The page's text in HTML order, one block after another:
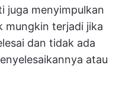
juga menyimpulkan
mungkin terjadi jika
dan tidak ada
atau